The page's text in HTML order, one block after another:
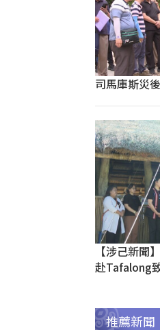
司馬庫斯災
【涉己新聞
赴Tafalong
推薦新聞